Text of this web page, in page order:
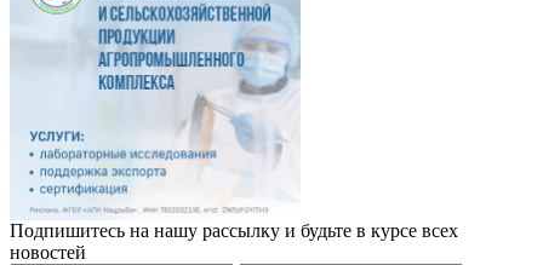
Подпишитесь на нашу рассылку и будьте в курсе всех
новостей